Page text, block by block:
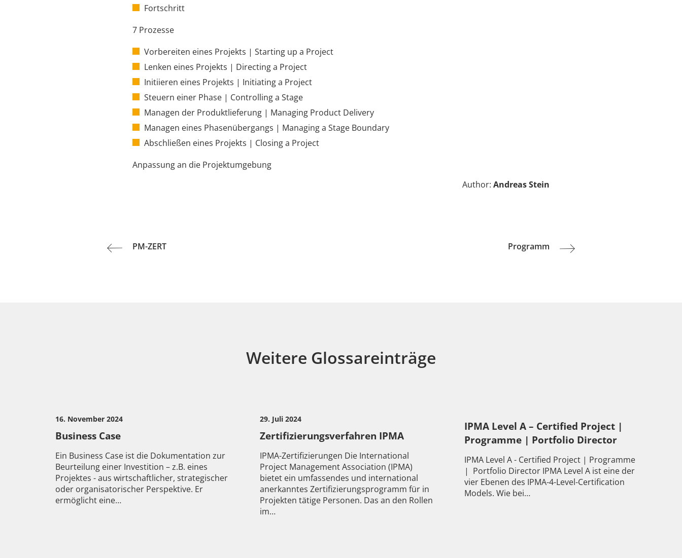
Fortschritt
7 Prozesse
Vorbereiten eines Projekts | Starting up a Project
Lenken eines Projekts | Directing a Project
Initiieren eines Projekts | Initiating a Project
Steuern einer Phase | Controlling a Stage
Managen der Produktlieferung | Managing Product Delivery
Managen eines Phasenübergangs | Managing a Stage Boundary
Abschließen eines Projekts | Closing a Project
Anpassung an die Projektumgebung
Andreas Stein
Beitrags-
Previous
PM-ZERT
Next
Programm
Weitere Glossareinträge
16. November 2024
Business Case
Ein Business Case ist die Dokumentation zur
Beurteilung einer Investition – z.B. eines
Projektes - aus wirtschaftlicher, strategischer
oder organisatorischer Perspektive. Er
ermöglicht eine…
29. Juli 2024
Zertifizierungsverfahren IPMA
IPMA-Zertifizierungen Die International
Project Management Association (IPMA)
bietet ein umfassendes und international
anerkanntes Zertifizierungsprogramm für in
Projekten tätige Personen. Das an den Rollen
im…
IPMA Level A – Certified Project |
Programme | Portfolio Director
IPMA Level A - Certified Project | Programme
| Portfolio Director IPMA Level A ist eine der
vier Ebenen des IPMA-4-Level-Certification
Models. Wie bei…